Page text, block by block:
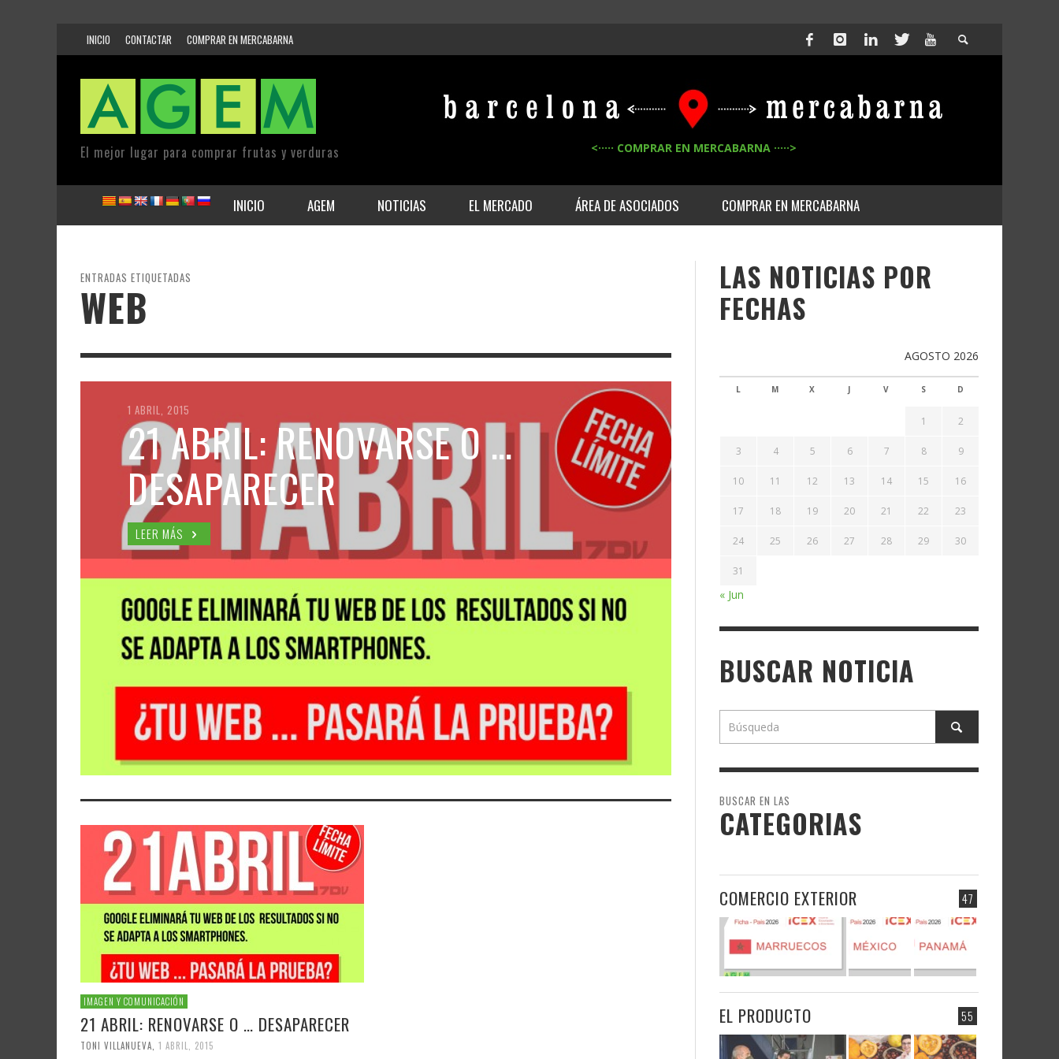
INICIO CONTACTAR COMPRAR EN MERCABARNA
El mejor lugar para comprar frutas y verduras <····· COMPRAR EN MERCABARNA ·····>
INICIO AGEM NOTICIAS EL MERCADO ÁREA DE ASOCIADOS COMPRAR EN MERCABARNA
ENTRADAS ETIQUETADAS
WEB
1 ABRIL, 2015
21 ABRIL: RENOVARSE O …
DESAPARECER
LEER MÁS
IMAGEN Y COMUNICACIÓN
21 ABRIL: RENOVARSE O … DESAPARECER
TONI VILLANUEVA 1 ABRIL, 2015
LAS NOTICIAS POR
FECHAS
AGOSTO 2026
L M X J V S D
1 2
3 4 5 6 7 8 9
10 11 12 13 14 15 16
17 18 19 20 21 22 23
24 25 26 27 28 29 30
31
« Jun
BUSCAR NOTICIA
BUSCAR EN LAS
CATEGORIAS
47
COMERCIO EXTERIOR
55
EL PRODUCTO